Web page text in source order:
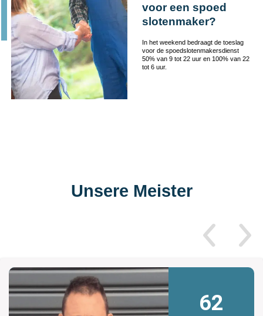
voor een spoed
slotenmaker?
In het weekend bedraagt de toeslag
voor de spoedslotenmakersdienst
50% van 9 tot 22 uur en 100% van 22
tot 6 uur.
Unsere Meister
62